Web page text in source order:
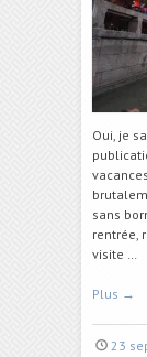
Oui, je
sans
rentrée,
visite …
Plus →
23